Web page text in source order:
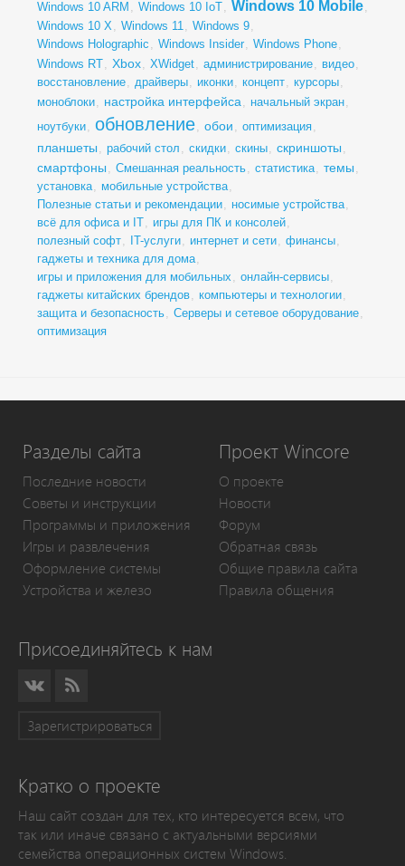
Windows 10 ARM , Windows 10 IoT, Windows 10 Mobile,
Windows 10 X, Windows 11, Windows 9,
Windows Holographic , Windows Insider, Windows Phone,
Windows RT, Xbox, XWidget, администрирование, видео,
восстановление, драйверы, иконки, концепт, курсоры,
моноблоки, настройка интерфейса, начальный экран,
ноутбуки, обновление, обои , оптимизация,
планшеты , рабочий стол , скидки, скины, скриншоты ,
смартфоны , Смешанная реальность, статистика, темы ,
установка, мобильные устройства,
Полезные статьи и рекомендации, носимые устройства,
всё для офиса и IT, игры для ПК и консолей,
полезный софт, IT-услуги, интернет и сети, финансы,
гаджеты и техника для дома,
игры и приложения для мобильных , онлайн-сервисы,
гаджеты китайских брендов, компьютеры и технологии,
защита и безопасность, Серверы и сетевое оборудование,
оптимизация
Разделы сайта
Последние новости
Советы и инструкции
Программы и приложения
Игры и развлечения
Оформление системы
Устройства и железо
Проект Wincore
О проекте
Новости
Форум
Обратная связь
Общие правила сайта
Правила общения
Присоединяйтесь к нам
Зарегистрироваться
Кратко о проекте
Наш сайт создан для тех, кто интересуется всем, что
так или иначе связано с актуальными версиями
семейства операционных систем Windows.